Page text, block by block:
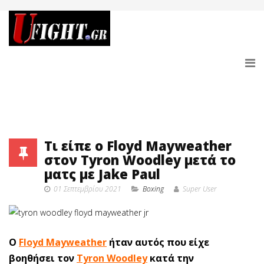
Τι είπε ο Floyd Mayweather
στον Tyron Woodley μετά το
ματς με Jake Paul
01 Σεπτεμβρίου 2021 Boxing Super User
O Floyd Mayweather ήταν αυτός που είχε
βοηθήσει τον Tyron Woodleyκατά την